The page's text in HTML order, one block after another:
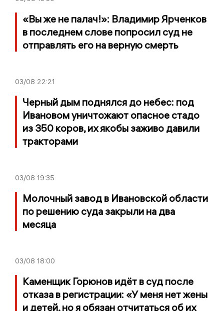
«Вы же не палач!»: Владимир Ярченков
в последнем слове попросил суд не
отправлять его на верную смерть
03/08 22:21
Черный дым поднялся до небес: под
Ивановом уничтожают опасное стадо
из 350 коров, их якобы заживо давили
тракторами
03/08 19:35
Молочный завод в Ивановской области
по решению суда закрыли на два
месяца
03/08 18:00
Каменщик Горюнов идёт в суд после
отказа в регистрации: «У меня нет жены
и детей, но я обязан отчитаться об их